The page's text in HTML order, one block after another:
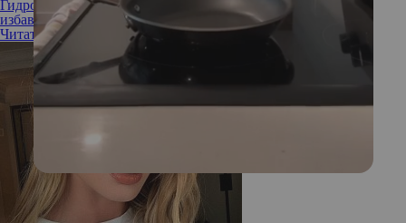
Гидропилинг и акне: поможет ли популярная процедура
избавиться от прыщей и воспаления
Читать полностью